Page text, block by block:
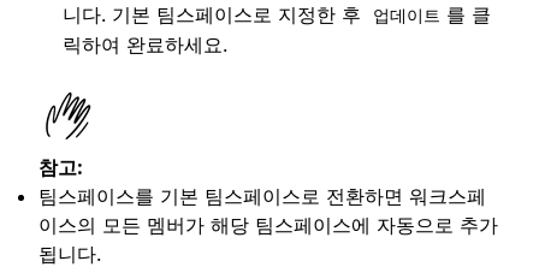
니다. 기본 팀스페이스로 지정한 후
업데이트 를 클
릭하여 완료하세요.
참고:
팀스페이스를 기본 팀스페이스로 전환하면 워크스페
이스의 모든 멤버가 해당 팀스페이스에 자동으로 추가
됩니다.